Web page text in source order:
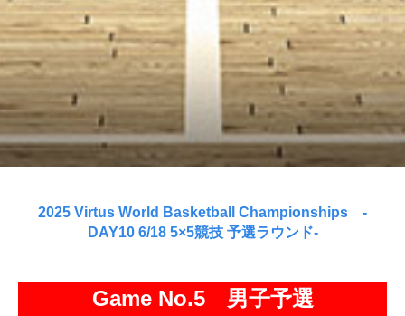
2025 Virtus World Basketball Championships -
DAY10 6/18 5×5競技 予選ラウンド-
Game No.5 男子予選